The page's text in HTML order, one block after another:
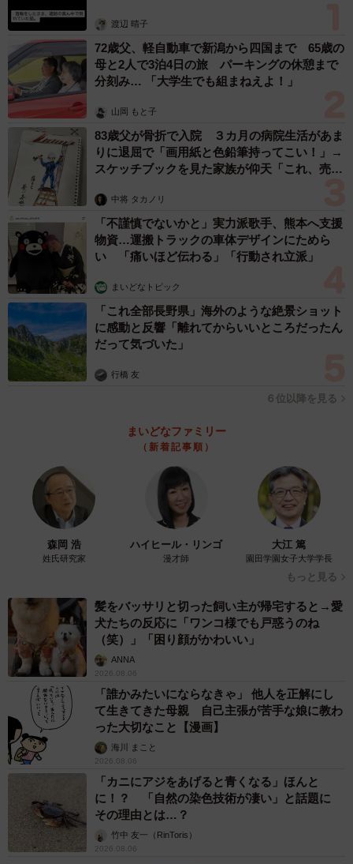
渡辺 晴子
72歳父、軽自動車で新潟から四国まで 65歳の
母と2人で3泊4日の旅 パーキングの休憩まで
分刻み… 「大学生でも組まねえよ！」
山岡 もと子
83歳父が骨折で入院 ３カ月の病院生活があま
りに退屈で「画用紙と色鉛筆持ってこい！」→
スケッチブックを見た家族が仰天「これ、売れ
中将 タカノリ
「不謹慎でないかと」実力派歌手、熊本へ支援
物資…運搬トラックの車体デザインにためら
い 「痛いほど伝わる」「行動され立派」
まいどなトピック
「これ全部長野県」海外のような絶景ショット
に感動と反響「離れてからいいところだったん
だって気づいた」
行橋 友
６位以降を見る
まいどなファミリー
（新着記事順）
森岡 浩
姓氏研究家
ハイヒール・リンゴ
漫才師
大江 篤
園田学園女子大学学長
もっと見る
髪をバッサリと切った飼い主が帰宅すると→愛
犬たちの反応に「ワンコ様でも戸惑うのね
（笑）」「困り顔がかわいい」
ANNA
2026.08.06
「誰かみたいにならなきゃ」 他人を正解にし
て生きてきた母親 自己主張が苦手な娘に教わ
った大切なこと【漫画】
海川 まこと
2026.08.06
「カニにアジをあげると青くなる」ほんと
に！？ 「自然の染色技術が凄い」と話題に
その理由とは…？
竹中 友一（RinToris）
2026.08.06